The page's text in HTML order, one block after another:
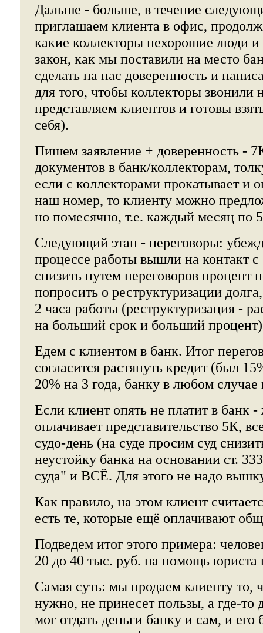
Дальше - больше, в течение
приглашаем клиента в офис,
какие коллекторы нехорошие люди
закон, как мы поставили на место
сделать на нас доверенность и
для того, чтобы коллекторы
представляем клиентов и готовы
себя).
Пишем заявление + доверенность -
документов в банк/коллекторам,
если с коллекторами прокатывает и
наш номер, то клиенту можно
но помесячно, т.е. каждый месяц по
Следующий этап - переговоры:
процессе работы вышли на контакт
снизить путем переговоров процент
попросить о реструктуризации
2 часа работы (реструктуризация -
на больший срок и больший
Едем с клиентом в банк. Итог
согласится растянуть кредит (был
20% на 3 года, банку в любом случае
Если клиент опять не платит в банк
оплачивает представительство 5К,
судо-день (на суде просим суд
неустойку банка на основании ст.
суда" и ВСЁ. Для этого не надо
Как правило, на этом клиент
есть те, которые ещё оплачивают
Подведем итог этого примера:
20 до 40 тыс. руб. на помощь юриста
Самая суть: мы продаем клиенту
нужно, не принесет пользы, а где-то
мог отдать деньги банку и сам, и его